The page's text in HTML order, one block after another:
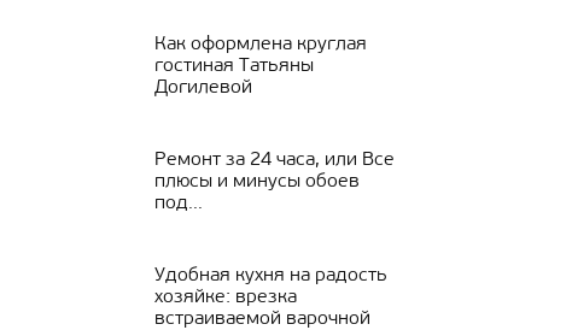
Как оформлена круглая
гостиная Татьяны
Догилевой
Ремонт за 24 часа, или Все
плюсы и минусы обоев
под...
Удобная кухня на радость
хозяйке: врезка
встраиваемой варочной